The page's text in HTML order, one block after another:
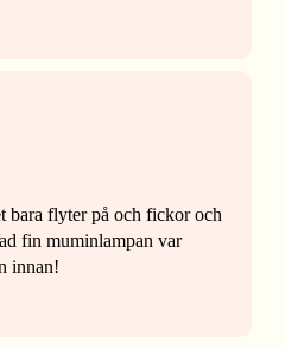
bara flyter på och fickor och
fin muminlampan var
innan!